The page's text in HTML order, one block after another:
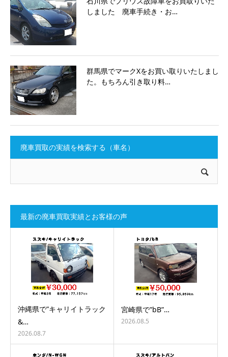
しました 廃車手続き・お…
群馬県でマークXをお買い取りいたしまし
た。もちろん引き取り料…
廃車買取の実績を検索する（車名）
最新の廃車買取実績とお客様の声
沖縄県で”キャリイトラック
&…
2026.08.7
宮崎県で”bB”…
2026.08.5